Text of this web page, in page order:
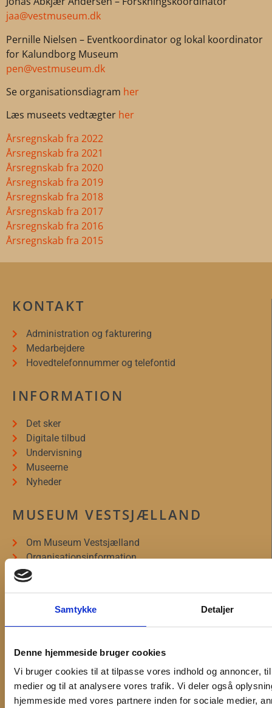
Samtykke Detaljer
Denne hjemmeside bruger cookies
Vi bruger cookies til at tilpasse vores indhold og annoncer,
medier og til at analysere vores trafik. Vi deler også
hjemmeside med vores partnere inden for sociale medier,
jaa@vestmuseum.dk
Pernille Nielsen – Eventkoordinator og lokal koordinator
for Kalundborg Museum
pen@vestmuseum.dk
Se organisationsdiagram her
Læs museets vedtægter her
Årsregnskab fra 2022
Årsregnskab fra 2021
Årsregnskab fra 2020
Årsregnskab fra 2019
Årsregnskab fra 2018
Årsregnskab fra 2017
Årsregnskab fra 2016
Årsregnskab fra 2015
KONTAKT
Administration og fakturering
Medarbejdere
Hovedtelefonnummer og telefontid
INFORMATION
Det sker
Digitale tilbud
Undervisning
Museerne
Nyheder
MUSEUM VESTSJÆLLAND
Om Museum Vestsjælland
Organisationsinformation
Presseservice
Forskning
Bygherrer og arkæologi
Ledige stillinger
NYHEDSBREV